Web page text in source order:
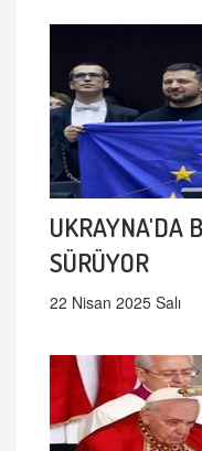
UKRAYNA'DA
SÜRÜYOR
22 Nisan 2025 Salı